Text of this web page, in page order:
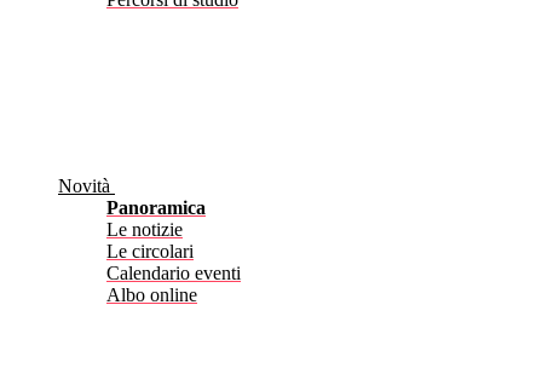
Novità
Panoramica
Le notizie
Le circolari
Calendario eventi
Albo online